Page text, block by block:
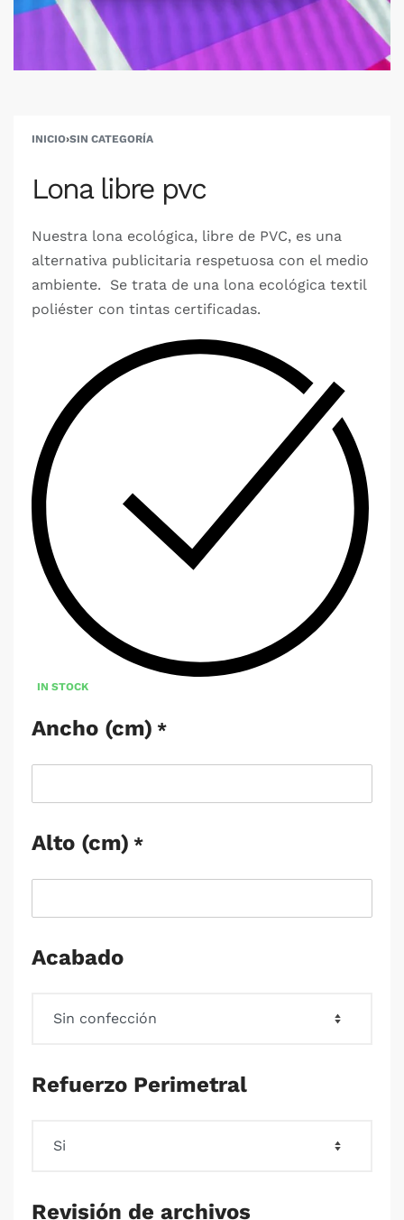
INICIO›SIN CATEGORÍA
Lona libre pvc
Nuestra lona ecológica, libre de PVC, es una
alternativa publicitaria respetuosa con el medio
ambiente. Se trata de una lona ecológica textil
poliéster con tintas certificadas.
IN STOCK
Ancho (cm) *
Alto (cm) *
Acabado
Refuerzo Perimetral
Revisión de archivos